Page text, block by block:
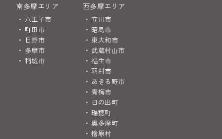
南多摩エリア
八王子市
町田市
日野市
多摩市
稲城市
西多摩エリア
立川市
昭島市
東大和市
武蔵村山市
福生市
羽村市
あきる野市
青梅市
日の出町
瑞穂町
奥多摩町
檜原村